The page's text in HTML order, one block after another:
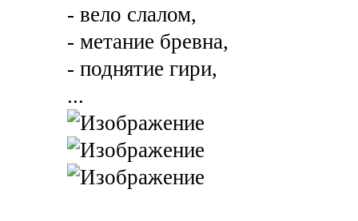
- вело слалом,
- метание бревна,
- поднятие гири,
...